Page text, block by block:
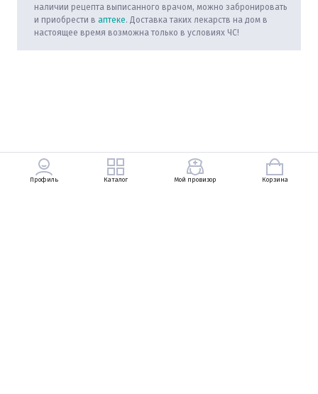
наличии рецепта выписанного врачом, можно забронировать
и приобрести в аптеке. Доставка таких лекарств на дом в
настоящее время возможна только в условиях ЧС!
Профиль Каталог Мой провизор Корзина